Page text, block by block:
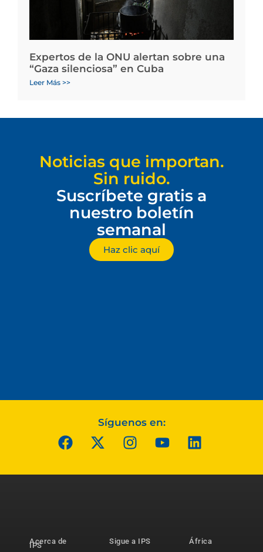
Expertos de la ONU alertan sobre una
“Gaza silenciosa” en Cuba
Leer Más >>
Noticias que importan.
Sin ruido.
Suscríbete gratis a
nuestro boletín
semanal
Haz clic aquí
Síguenos en:
Acerca de
IPS
Sigue a IPS
África